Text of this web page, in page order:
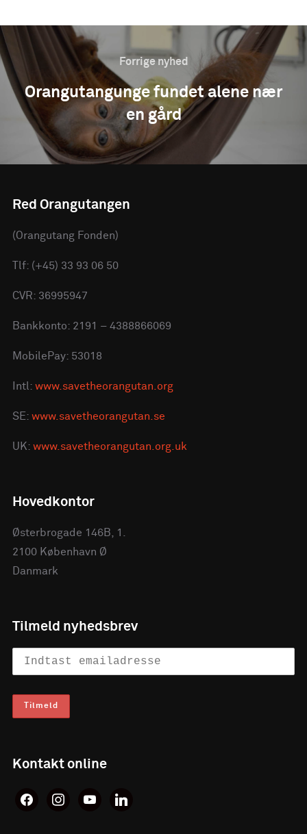
Forrige nyhed
Orangutangunge fundet alene nær
en gård
Red Orangutangen
(Orangutang Fonden)
Tlf: (+45) 33 93 06 50
CVR: 36995947
Bankkonto: 2191 – 4388866069
MobilePay: 53018
Intl: www.savetheorangutan.org
SE: www.savetheorangutan.se
UK: www.savetheorangutan.org.uk
Hovedkontor
Østerbrogade 146B, 1.
2100 København Ø
Danmark
Tilmeld nyhedsbrev
Kontakt online
facebookinstagramyoutubelinkedin